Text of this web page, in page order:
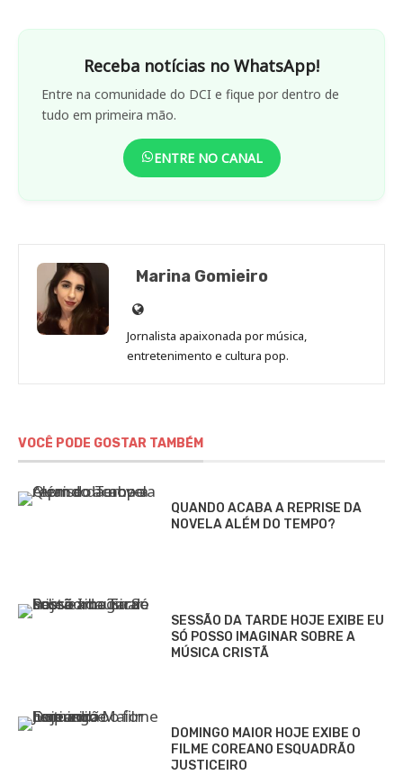
Receba notícias no WhatsApp!
Entre na comunidade do DCI e fique por dentro de
tudo em primeira mão.
ENTRE NO CANAL
Marina Gomieiro
Site
de
Marina
Jornalista apaixonada por música,
entretenimento e cultura pop.
VOCÊ PODE GOSTAR TAMBÉM
QUANDO ACABA A REPRISE DA
NOVELA ALÉM DO TEMPO?
SESSÃO DA TARDE HOJE EXIBE EU
SÓ POSSO IMAGINAR SOBRE A
MÚSICA CRISTÃ
DOMINGO MAIOR HOJE EXIBE O
FILME COREANO ESQUADRÃO
JUSTICEIRO